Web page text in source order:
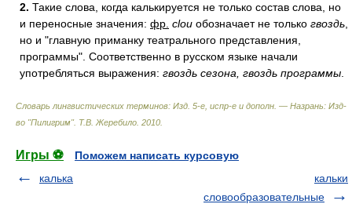
2. Такие слова, когда калькируется не только состав слова, но
и переносные значения: фр. clou обозначает не только гвоздь
но и "главную приманку театрального представления,
программы". Соответственно в русском языке начали
употребляться выражения: гвоздь сезона, гвоздь программы
Словарь лингвистических терминов: Изд. 5-е, испр-е и дополн. — Назрань: Изд-
во "Пилигрим". Т.В. Жеребило 2010
Игры ⚽
Поможем написать курсовую
калька
кальки
словообразовательные